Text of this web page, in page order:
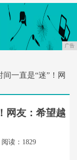
广告
一直是“迷”！网
网友：希望越
阅读：1829